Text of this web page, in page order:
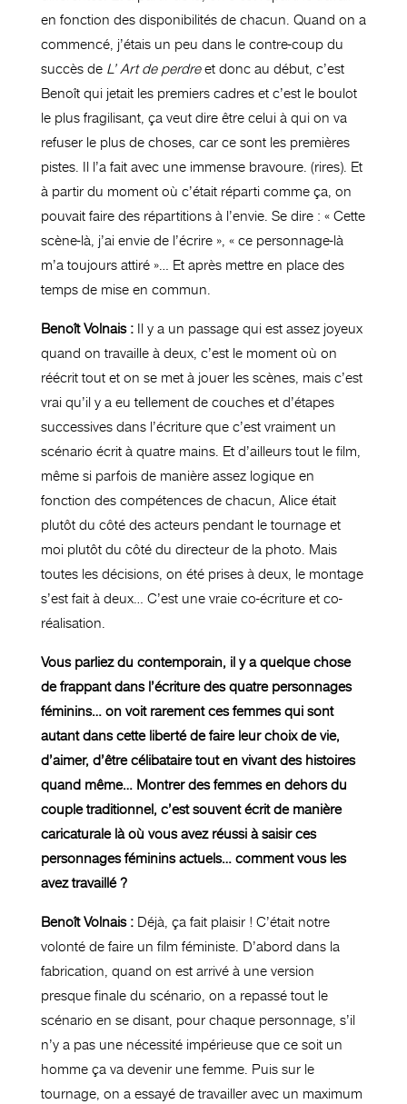
en fonction des disponibilités de chacun. Quand on a
commencé, j’étais un peu dans le contre-coup du
succès de L’ Art de perdreet donc au début, c’est
Benoît qui jetait les premiers cadres et c’est le boulot
le plus fragilisant, ça veut dire être celui à qui on va
refuser le plus de choses, car ce sont les premières
pistes. Il l’a fait avec une immense bravoure. (rires). Et
à partir du moment où c’était réparti comme ça, on
pouvait faire des répartitions à l’envie. Se dire : « Cette
scène-là, j’ai envie de l’écrire », « ce personnage-là
m’a toujours attiré »… Et après mettre en place des
temps de mise en commun.
Benoît Volnais : Il y a un passage qui est assez joyeux
quand on travaille à deux, c’est le moment où on
réécrit tout et on se met à jouer les scènes, mais c’est
vrai qu’il y a eu tellement de couches et d’étapes
successives dans l’écriture que c’est vraiment un
scénario écrit à quatre mains. Et d’ailleurs tout le film,
même si parfois de manière assez logique en
fonction des compétences de chacun, Alice était
plutôt du côté des acteurs pendant le tournage et
moi plutôt du côté du directeur de la photo. Mais
toutes les décisions, on été prises à deux, le montage
s’est fait à deux… C’est une vraie co-écriture et co-
réalisation.
Vous parliez du contemporain, il y a quelque chose
de frappant dans l’écriture des quatre personnages
féminins… on voit rarement ces femmes qui sont
autant dans cette liberté de faire leur choix de vie,
d’aimer, d’être célibataire tout en vivant des histoires
quand même… Montrer des femmes en dehors du
couple traditionnel, c’est souvent écrit de manière
caricaturale là où vous avez réussi à saisir ces
personnages féminins actuels… comment vous les
avez travaillé ?
Benoît Volnais : Déjà, ça fait plaisir ! C’était notre
volonté de faire un film féministe. D’abord dans la
fabrication, quand on est arrivé à une version
presque finale du scénario, on a repassé tout le
scénario en se disant, pour chaque personnage, s’il
n’y a pas une nécessité impérieuse que ce soit un
homme ça va devenir une femme. Puis sur le
tournage, on a essayé de travailler avec un maximum